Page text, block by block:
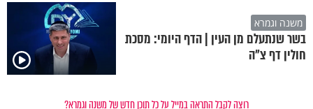
משנה וגמרא
בשר שנתעלם מן העין | הדף היומי: מסכת
חולין דף צ"ה
רוצה לקבל התראה במייל על כל תוכן חדש של משנה וגמרא?